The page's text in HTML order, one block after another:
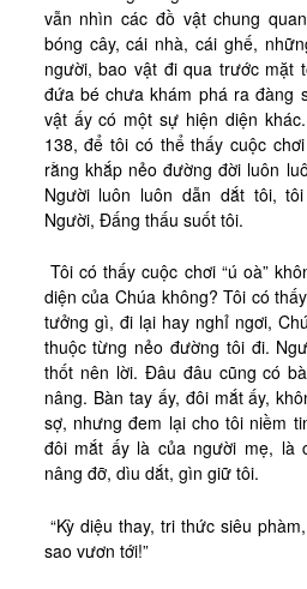
Nhận Định
Phương Pháp CN, Xét Mình
Tác Phẩm
Được Làm Môn Đệ
Đến với Ba Ngôi qua Kinh Lạy
Trên Đường LBTM
Xin Cho Con Gặp Được Chúa
Tài Liệu
Sách Linh Thao
Chú Giải Linh Thao
Khóa HD Linh hướng
Linh Thao Mười Ngày
vẫn nhìn các đồ vật chung
bóng cây, cái nhà, cái ghế,
người, bao vật đi qua trước mặt
đứa bé chưa khám phá ra đàng
vật ấy có một sự hiện diện
138, để tôi có thể thấy cuộc
rằng khắp nẻo đường đời luôn
Người luôn luôn dẫn dắt tôi,
Người, Đấng thấu suốt tôi.
Tôi có thấy cuộc chơi “ú oà”
diện của Chúa không? Tôi có
tưởng gì, đi lại hay nghỉ ngơi,
thuộc từng nẻo đường tôi đi.
thốt nên lời. Đâu đâu cũng có
nâng. Bàn tay ấy, đôi mắt ấy,
sợ, nhưng đem lại cho tôi niềm
đôi mắt ấy là của người mẹ, là
nâng đỡ, dìu dắt, gìn giữ tôi.
“Kỳ diệu thay, tri thức siêu
sao vươn tới!”